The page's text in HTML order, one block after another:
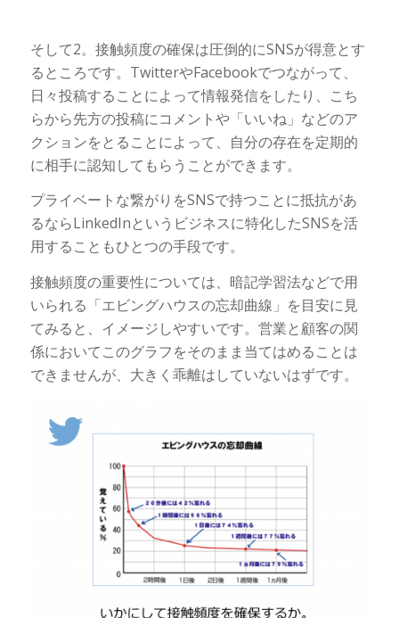
そして2。接触頻度の確保は圧倒的にSNSが得意とす
るところです。TwitterやFacebookでつながって、
日々投稿することによって情報発信をしたり、こち
らから先方の投稿にコメントや「いいね」などのア
クションをとることによって、自分の存在を定期的
に相手に認知してもらうことができます。
プライベートな繋がりをSNSで持つことに抵抗があ
るならLinkedInというビジネスに特化したSNSを活
用することもひとつの手段です。
接触頻度の重要性については、暗記学習法などで用
いられる「エビングハウスの忘却曲線」を目安に見
てみると、イメージしやすいです。営業と顧客の関
係においてこのグラフをそのまま当てはめることは
できませんが、大きく乖離はしていないはずです。